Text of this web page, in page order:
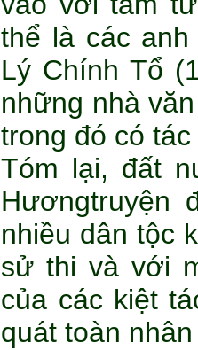
thể là các
Lý Chính Tổ
những nhà
trong đó có
Tóm lại, đất
Hươngtruyện
nhiều dân tộc
sử thi và với
của các kiệt
quát toàn